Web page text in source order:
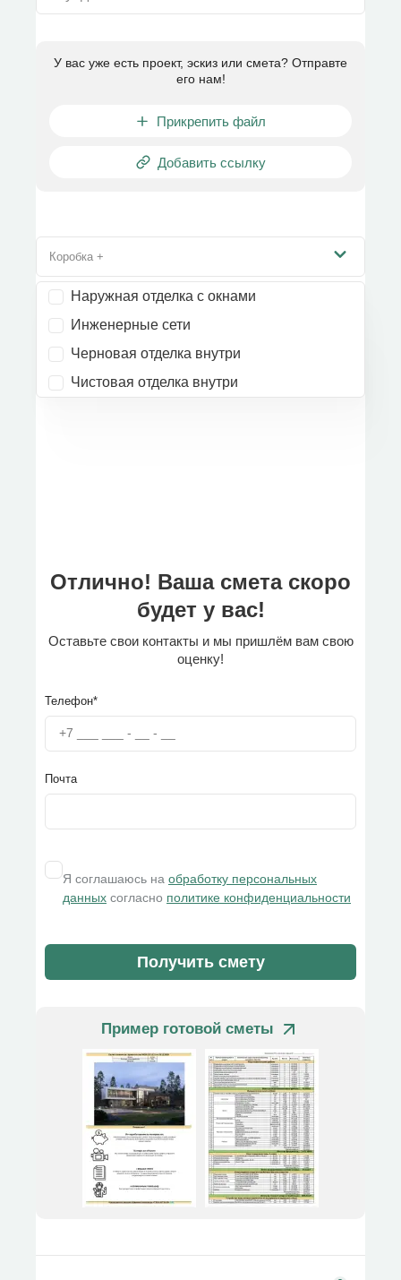
У вас уже есть проект, эскиз или смета? Отправте
его нам!
Прикрепить файл
Добавить ссылку
Коробка +
Наружная отделка с окнами
Инженерные сети
Черновая отделка внутри
Чистовая отделка внутри
Отлично! Ваша смета скоро
будет у вас!
Оставьте свои контакты и мы пришлём вам свою
оценку!
Телефон*
Почта
Я соглашаюсь наобработку персональных
данных согласно политике конфиденциальности
Получить смету
Пример готовой сметы